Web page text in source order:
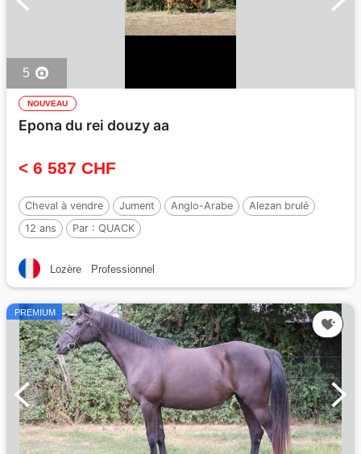
5
NOUVEAU
Epona du rei douzy aa
< 6 587 CHF
Cheval à vendre Jument Anglo-Arabe
Alezan brulé
12 ans
Par : QUACK
Lozère Professionnel
PREMIUM